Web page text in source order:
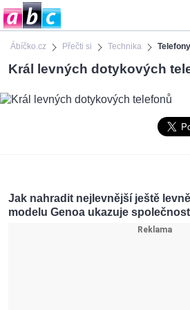
Ábíčko.cz Přečti si Technika Telefony
Král levných dotykových
Jak nahradit nejlevnější ještě
modelu Genoa ukazuje